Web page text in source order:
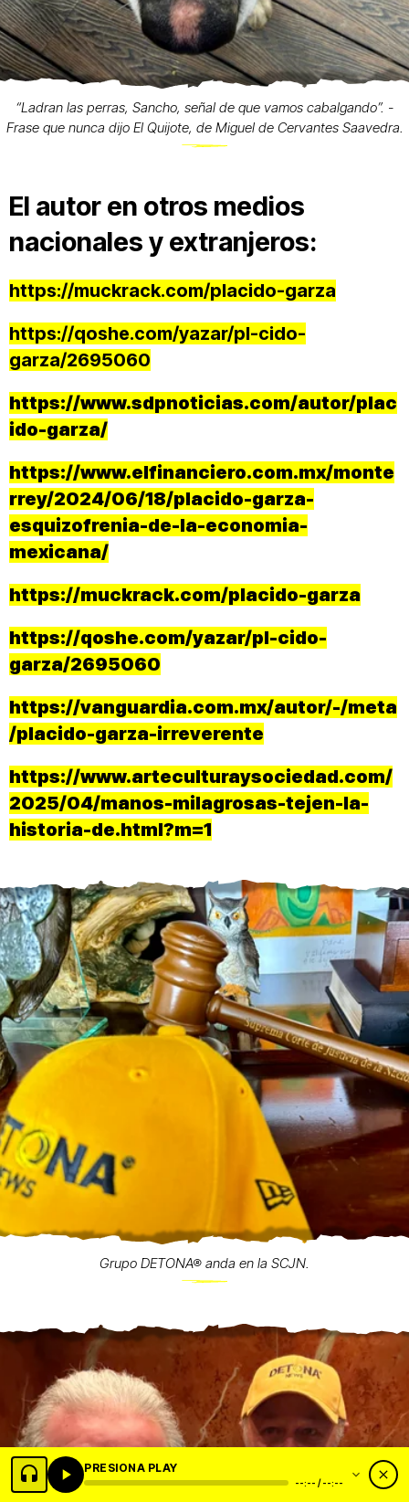
“Ladran las perras, Sancho, señal de que vamos cabalgando”. -
Frase que nunca dijo El Quijote, de Miguel de Cervantes Saavedra.
El autor en otros medios
nacionales y extranjeros:
https://muckrack.com/placido-garza
https://qoshe.com/yazar/pl-cido-
garza/2695060
https://www.sdpnoticias.com/autor/plac
ido-garza/
https://www.elfinanciero.com.mx/monte
rrey/2024/06/18/placido-garza-
esquizofrenia-de-la-economia-
mexicana/
https://muckrack.com/placido-garza
https://qoshe.com/yazar/pl-cido-
garza/2695060
https://vanguardia.com.mx/autor/-/meta
/placido-garza-irreverente
https://www.arteculturaysociedad.com/
2025/04/manos-milagrosas-tejen-la-
historia-de.html?m=1
Grupo DETONA® anda en la SCJN.
PRESIONA PLAY
--:-- / --:--